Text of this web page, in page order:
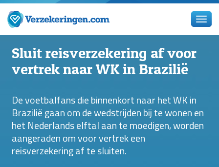
Sluit reisverzekering af voor
vertrek naar WK in Brazilië
De voetbalfans die binnenkort naar het WK in
Brazilië gaan om de wedstrijden bij te wonen en
het Nederlands elftal aan te moedigen, worden
aangeraden om voor vertrek een
reisverzekering af te sluiten.